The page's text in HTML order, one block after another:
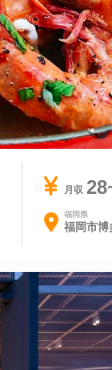
月収
福岡県
福岡市博